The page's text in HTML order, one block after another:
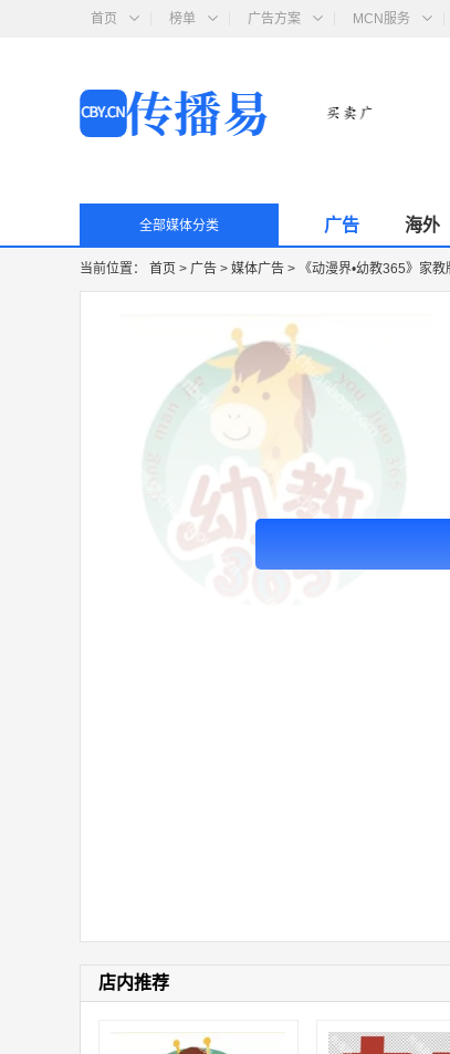
首页 榜单 广告方案 MCN服务
全部媒体分类 广告 海外
当前位置： 首页 > 广告 > 媒体广告 > 《动漫界•幼教365》家
店内推荐